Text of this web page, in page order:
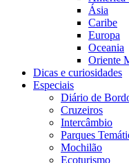
Ásia
Caribe
Europa
Oceania
Oriente
Dicas e curiosidades
Especiais
Diário de
Cruzeiros
Intercâmbio
Parques
Mochilão
Ecoturismo